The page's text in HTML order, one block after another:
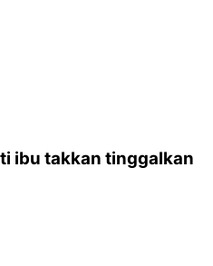
ibu takkan tinggalkan